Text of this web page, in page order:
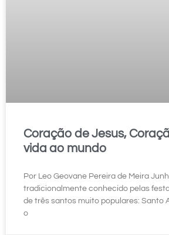
Coração de Jesus,
vida ao mundo
Por Leo Geovane Pereira de Meira
tradicionalmente conhecido pelas
de três santos muito populares: Santo
o